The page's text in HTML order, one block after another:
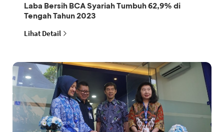
Laba Bersih BCA Syariah Tumbuh 62,9% di
Tengah Tahun 2023
Lihat Detail